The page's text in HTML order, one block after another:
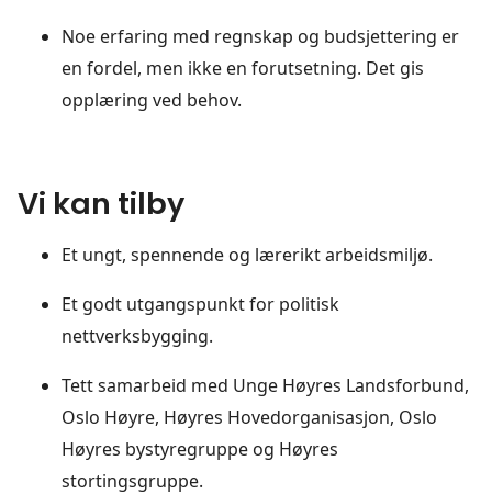
Noe erfaring med regnskap og budsjettering er
en fordel, men ikke en forutsetning. Det gis
opplæring ved behov.
Vi kan tilby
Et ungt, spennende og lærerikt arbeidsmiljø.
Et godt utgangspunkt for politisk
nettverksbygging.
Tett samarbeid med Unge Høyres Landsforbund,
Oslo Høyre, Høyres Hovedorganisasjon, Oslo
Høyres bystyregruppe og Høyres
stortingsgruppe.